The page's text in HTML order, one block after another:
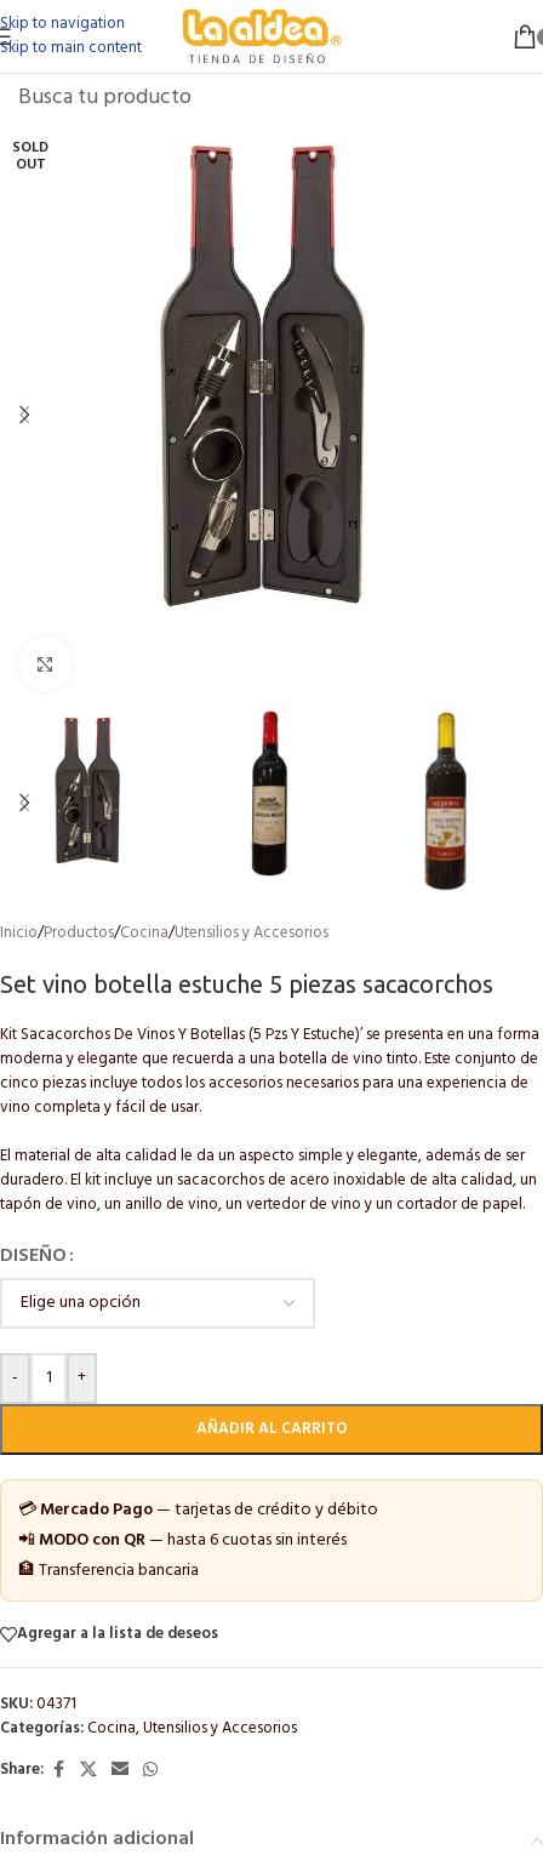
Skip to navigation
Skip to main content
SOLD
OUT
Inicio/Productos/Cocina/Utensilios y Accesorios
Set vino botella estuche 5 piezas sacacorchos
Kit Sacacorchos De Vinos Y Botellas (5 Pzs Y Estuche)’ se presenta en una forma
moderna y elegante que recuerda a una botella de vino tinto. Este conjunto de
cinco piezas incluye todos los accesorios necesarios para una experiencia de
vino completa y fácil de usar.
El material de alta calidad le da un aspecto simple y elegante, además de ser
duradero. El kit incluye un sacacorchos de acero inoxidable de alta calidad, un
tapón de vino, un anillo de vino, un vertedor de vino y un cortador de papel.
DISEÑO
-
+
AÑADIR AL CARRITO
💳Mercado Pago— tarjetas de crédito y débito
📲MODO con QR— hasta 6 cuotas sin interés
🏦 Transferencia bancaria
Agregar a la lista de deseos
SKU:04371
Categorías:Cocina,Utensilios y Accesorios
Share:
Información adicional